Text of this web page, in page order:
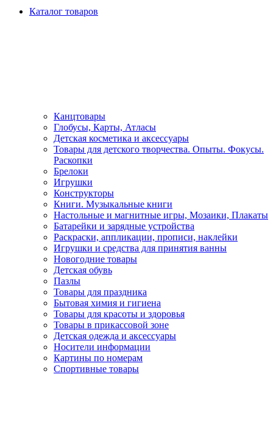
Каталог товаров
Канцтовары
Глобусы, Карты, Атласы
Детская косметика и аксессуары
Товары для детского творчества. Опыты. Фокусы.
Раскопки
Брелоки
Игрушки
Конструкторы
Книги. Музыкальные книги
Настольные и магнитные игры, Мозаики, Плакаты
Батарейки и зарядные устройства
Раскраски, аппликации, прописи, наклейки
Игрушки и средства для принятия ванны
Новогодние товары
Детская обувь
Пазлы
Товары для праздника
Бытовая химия и гигиена
Товары для красоты и здоровья
Товары в прикассовой зоне
Детская одежда и аксессуары
Носители информации
Картины по номерам
Спортивные товары